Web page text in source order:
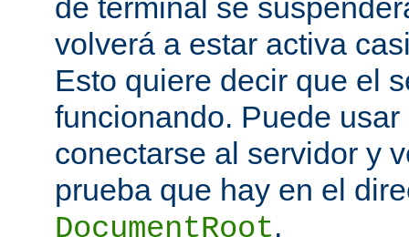
de terminal se
volverá a estar activa
Esto quiere decir que el
funcionando. Puede
conectarse al servidor y
prueba que hay en el
DocumentRoot.